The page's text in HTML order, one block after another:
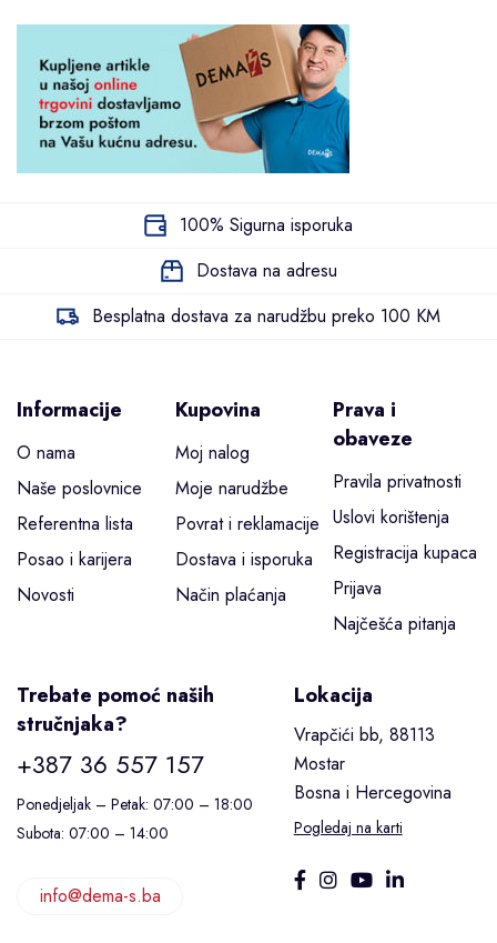
100% Sigurna isporuka
Dostava na adresu
Besplatna dostava za narudžbu preko 100 KM
Informacije
O nama
Naše poslovnice
Referentna lista
Posao i karijera
Novosti
Kupovina
Moj nalog
Moje narudžbe
Povrat i reklamacije
Dostava i isporuka
Način plaćanja
Prava i
obaveze
Pravila privatnosti
Uslovi korištenja
Registracija kupaca
Prijava
Najčešća pitanja
Trebate pomoć naših
stručnjaka?
+387 36 557 157
Ponedjeljak – Petak: 07:00 – 18:00
Subota: 07:00 – 14:00
info@dema-s.ba
Lokacija
Vrapčići bb, 88113
Mostar
Bosna i Hercegovina
Pogledaj na karti